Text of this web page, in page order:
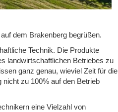
dem Brakenberg begrüßen.
Technik. Die Produkte
landwirtschaftlichen Betriebes zu
ganz genau, wieviel Zeit für die
zu 100% auf den Betrieb
eine Vielzahl von